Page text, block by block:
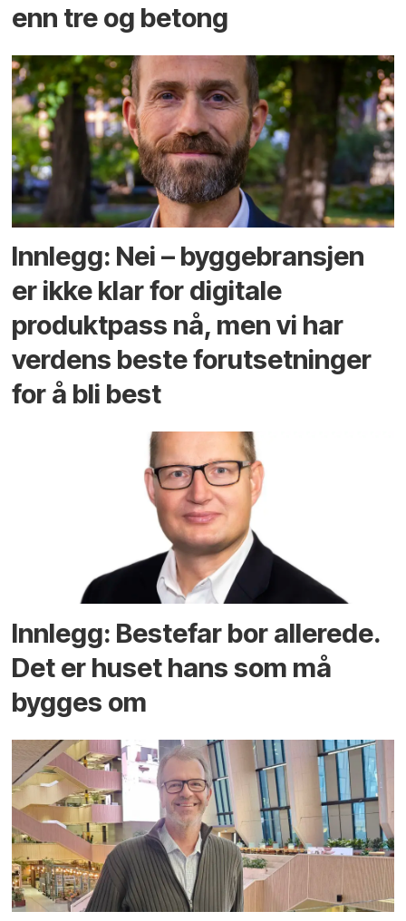
enn tre og betong
Innlegg: Nei – byggebransjen
er ikke klar for digitale
produktpass nå, men vi har
verdens beste forutsetninger
for å bli best
Innlegg: Bestefar bor allerede.
Det er huset hans som må
bygges om